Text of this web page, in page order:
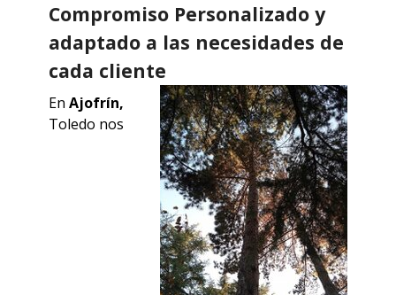
Compromiso Personalizado y
adaptado a las necesidades de
cada cliente
En Ajofrín,
Toledo nos